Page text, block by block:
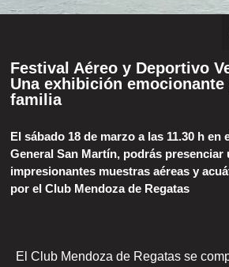
Festival Aéreo y Deportivo
Una exhibición
familia
El sábado 18 de marzo a las 11.30 h en
General San Martín, podrás presenciar
impresionantes muestras aéreas y
por el Club Mendoza de Regatas
El Club Mendoza de Regatas se